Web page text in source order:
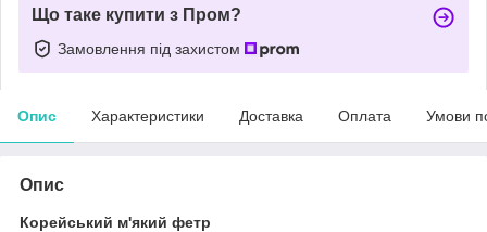
Що таке купити з Пром?
Замовлення під захистом
Опис Характеристики Доставка Оплата Умови
Опис
Корейський м'який фетр